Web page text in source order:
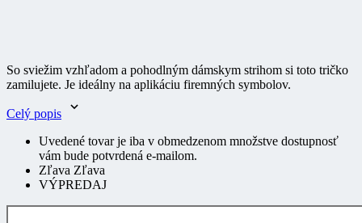
Celý popis
Uvedené tovar je iba v obmedzenom množstve dostupnosť
Zľava Zľava
VÝPREDAJ